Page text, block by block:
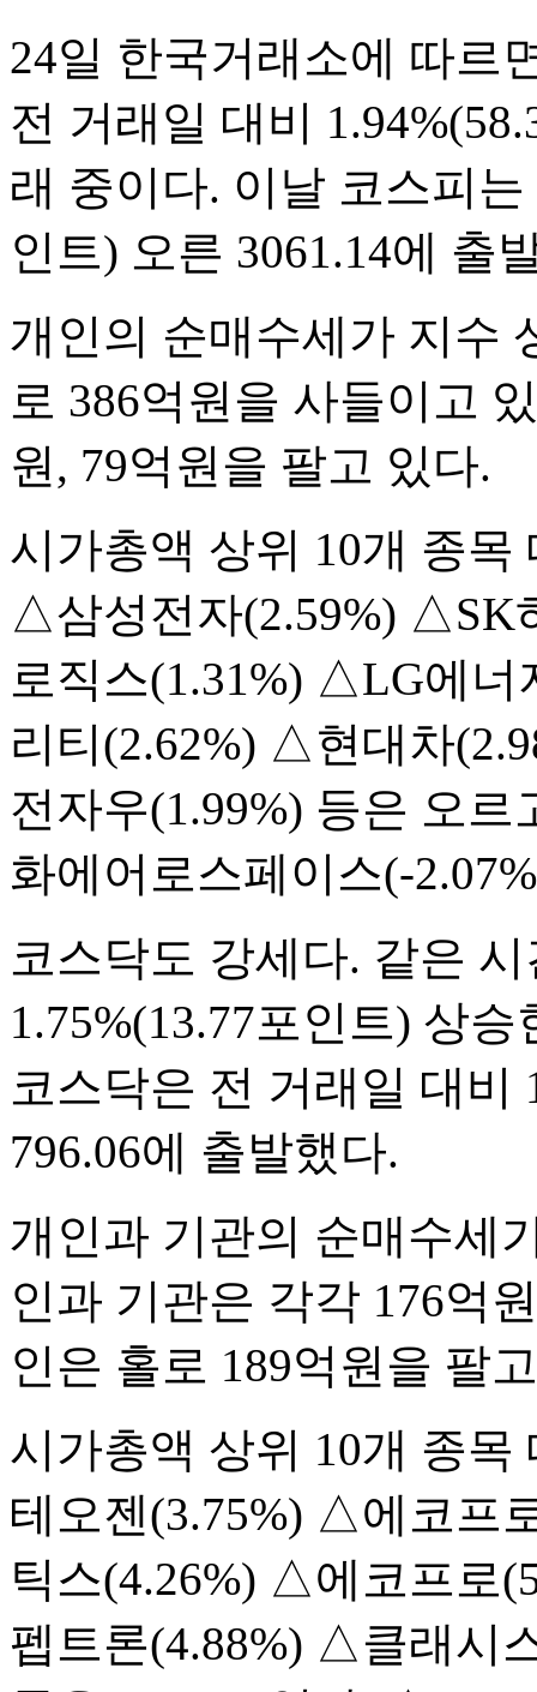
24일 한국거래소에 따르
전 거래일 대비
래 중이다. 이날 코스피
인트) 오른 3061.14에 출
개인의 순매수세가 지수
로 386억원을 사들이고
원, 79억원을 팔고 있다.
시가총액 상위 10개 종
△삼성전자(2.59%) △SK
로직스(1.31%) △LG에
리티(2.62%) △현대차
전자우(1.99%) 등은 오
화에어로스페이스(-
코스닥도 강세다. 같은
1.75%(13.77포인트) 상
코스닥은 전 거래일 대비
796.06에 출발했다.
개인과 기관의 순매수세
인과 기관은 각각 176억
인은 홀로 189억원을 팔
시가총액 상위 10개 종
테오젠(3.75%) △에코프
틱스(4.26%) △에코프로
펩트론(4.88%) △클래시